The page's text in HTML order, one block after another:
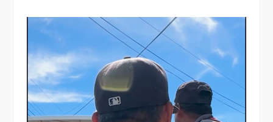
Reproductor
vídeo